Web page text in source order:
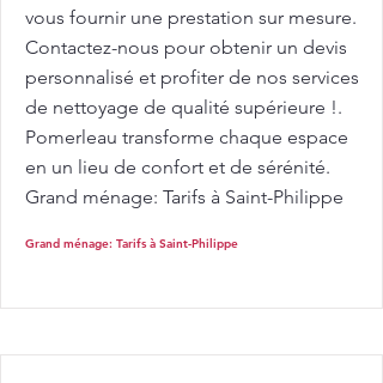
vous fournir une prestation sur mesure.
Contactez-nous pour obtenir un devis
personnalisé et profiter de nos services
de nettoyage de qualité supérieure !.
Pomerleau transforme chaque espace
en un lieu de confort et de sérénité.
Grand ménage: Tarifs à Saint-Philippe
Grand ménage: Tarifs à Saint-Philippe